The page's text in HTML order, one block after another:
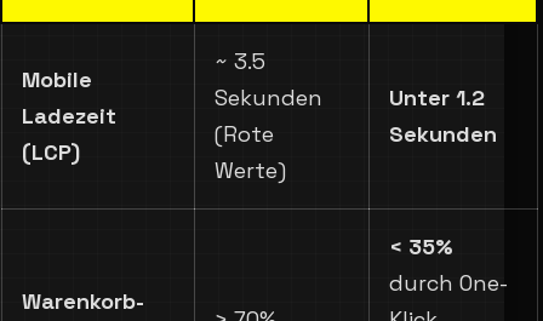
Mobile
Ladezeit
(LCP)
~ 3.5
Sekunden
(Rote
Werte)
Unter 1.2
Sekunden
Warenkorb-
< 35%
durch One-